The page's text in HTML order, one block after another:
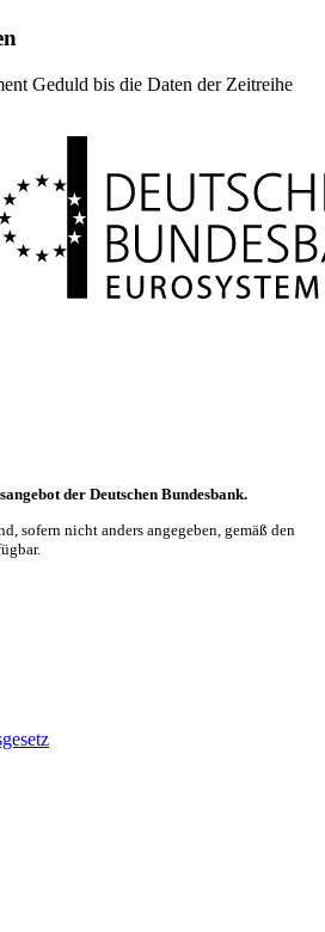
Geduld bis die Daten der Zeitreihe
der Deutschen Bundesbank.
sofern nicht anders angegeben, gemäß den